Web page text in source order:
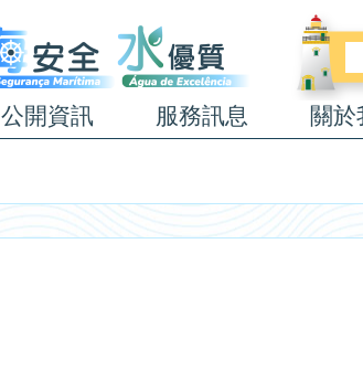
公開資訊 服務訊息 關於